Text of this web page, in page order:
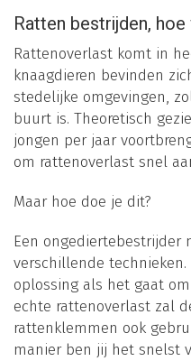
Ratten bestrijden,
Rattenoverlast komt in
knaagdieren bevinden
stedelijke omgevingen,
buurt is. Theoretisch
jongen per jaar
om rattenoverlast snel
Maar hoe doe je dit?
Een ongediertebestrijder
verschillende
oplossing als het gaat
echte rattenoverlast zal
rattenklemmen ook
manier ben jij het snelst